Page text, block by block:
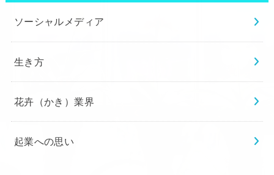
ソーシャルメディア
生き方
花卉（かき）業界
起業への思い